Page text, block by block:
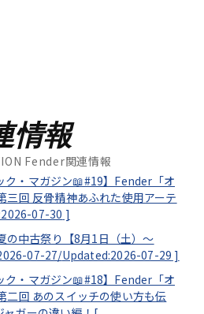
情報
Fender関連情報
ク・マガジン📖#19】Fender「オ
三回 反骨精神あふれた使用アーテ
07-30 ]
の中古祭り【8月1日（土）～
07-27/Updated:2026-07-29 ]
ク・マガジン📖#18】Fender「オ
二回 あのスイッチの使い方も伝